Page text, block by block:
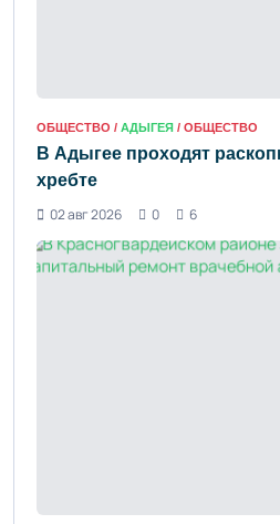
ОБЩЕСТВО / АДЫГЕЯ / ОБЩЕСТВО
В Адыгее проходят
хребте
02 авг 2026
0 6